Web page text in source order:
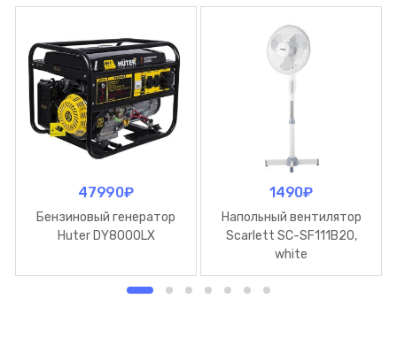
47990₽
Бензиновый генератор
Huter DY8000LX
1490₽
Напольный вентилятор
Scarlett SC-SF111B20,
white